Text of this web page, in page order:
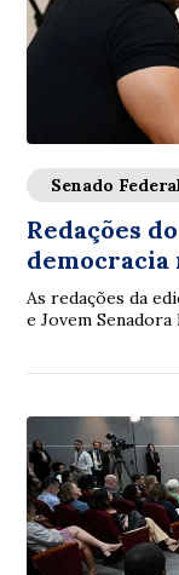
Senado
Redações
democracia
As redações da
e Jovem